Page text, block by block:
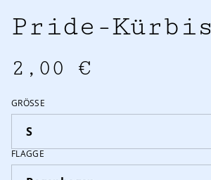
Pride-Kürbis
2,00 €
GRÖSSE
FLAGGE